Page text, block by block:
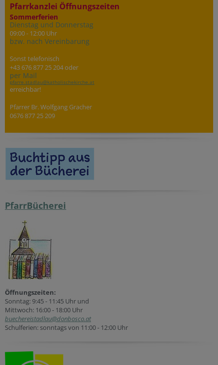
Pfarrkanzlei Öffnungszeiten
Sommerferien
Dienstag und Donnerstag
09:00 - 12:00 Uhr
bzw. nach Vereinbarung
Sonst telefonisch
+43 676 877 25 204 oder
per Mail
pfarre.stadlau@katholischekirche.at
erreichbar!
Pfarrer Br. Wolfgang Gracher
0676 877 25 209
PfarrBücherei
Öffnungszeiten:
Sonntag: 9:45 - 11:45 Uhr und
Mittwoch: 16:00 - 18:00 Uhr
buechereistadlau@donbosco.at
Schulferien: sonntags von 11:00 - 12:00 Uhr